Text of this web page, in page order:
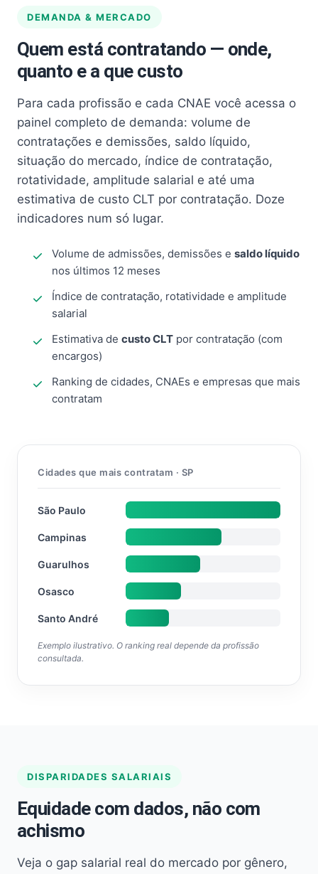
DEMANDA & MERCADO
Quem está contratando — onde,
quanto e a que custo
Para cada profissão e cada CNAE você acessa o
painel completo de demanda: volume de
contratações e demissões, saldo líquido,
situação do mercado, índice de contratação,
rotatividade, amplitude salarial e até uma
estimativa de custo CLT por contratação. Doze
indicadores num só lugar.
Volume de admissões, demissões e saldo líquido
nos últimos 12 meses
Índice de contratação, rotatividade e amplitude
salarial
Estimativa de custo CLT por contratação (com
encargos)
Ranking de cidades, CNAEs e empresas que mais
contratam
Cidades que mais contratam · SP
São Paulo
Campinas
Guarulhos
Osasco
Santo André
Exemplo ilustrativo. O ranking real depende da profissão
consultada.
DISPARIDADES SALARIAIS
Equidade com dados, não com
achismo
Veja o gap salarial real do mercado por gênero,